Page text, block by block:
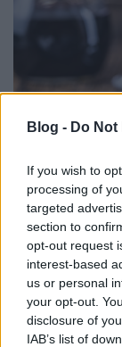
Blog - Do
If you wish to
processing of
targeted
section to
opt-out request
interest-based
us or personal
your opt-out.
disclosure of
IAB’s list of
Forrás:
5. A név
A Márton
Martinus név
Marshoz